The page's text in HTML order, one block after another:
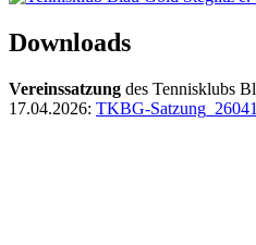
Downloads
Vereinssatzung des Tennisklubs
17.04.2026: TKBG-